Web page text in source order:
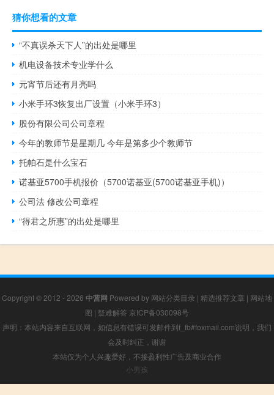
猜你想看的文章
“不真误杀天下人”的出处是哪里
机电设备技术专业学什么
元宵节后还有月亮吗
小米手环3恢复出厂设置（小米手环3）
股份有限公司公司章程
今年的教师节是星期几 今年是第多少个教师节
托帕石是什么宝石
诺基亚5700手机报价（5700诺基亚(5700诺基亚手机)）
公司法 修改公司章程
“得君之所惠”的出处是哪里
Copyright © 2012 - 2026 中营网 Powered by 网站分类目录 | 精选推荐文章 | 网站地
图 | 疑难解答 京ICP备030098号
声明：本站内容来自互联网，如信息有错误可发邮件到f_fb#foxmail.com说明，我们
会及时纠正，谢谢
本站仅为个人兴趣爱好，不接盈利性广告及商业合作
小男孩